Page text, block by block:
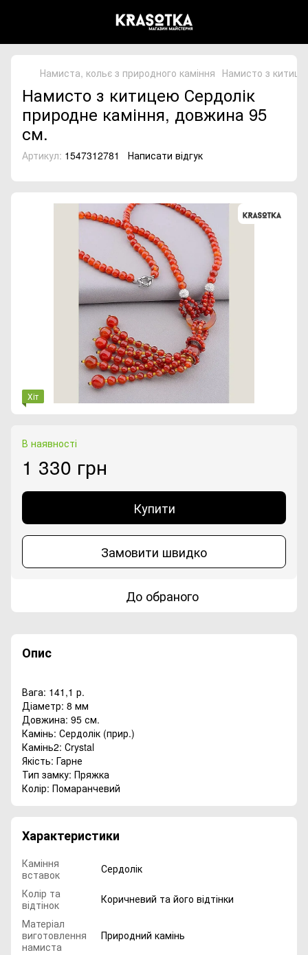
Намиста, кольє з природного каміння Намисто з
Намисто з китицею Сердолік
природне каміння, довжина 95
см.
Артикул: 1547312781 Написати відгук
Хіт
В наявності
1 330 грн
Купити
Замовити швидко
До обраного
Опис
Вага: 141,1 р.
Діаметр: 8 мм
Довжина: 95 см.
Камінь: Сердолік (прир.)
Камінь2: Сrystal
Якість: Гарне
Тип замку: Пряжка
Колір: Помаранчевий
Характеристики
Каміння
вставок
Сердолік
Колір та
відтінок
Коричневий та його відтінки
Матеріал
виготовлення
намиста
Природний камінь